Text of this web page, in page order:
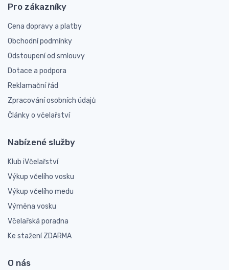
Pro zákazníky
Cena dopravy a platby
Obchodní podmínky
Odstoupení od smlouvy
Dotace a podpora
Reklamační řád
Zpracování osobních údajů
Články o včelařství
Nabízené služby
Klub iVčelařství
Výkup včelího vosku
Výkup včelího medu
Výměna vosku
Včelařská poradna
Ke stažení ZDARMA
O nás